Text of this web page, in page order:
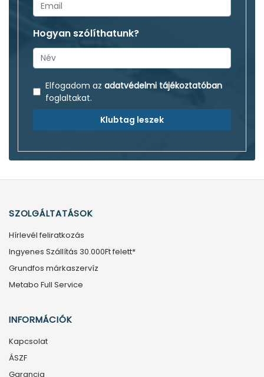
Hogyan szólíthatunk?
Elfogadom az adatvédelmi tájékoztatóban
foglaltakat.
Klubtag leszek
SZOLGÁLTATÁSOK
Hírlevél feliratkozás
Ingyenes Szállítás 30.000Ft felett*
Grundfos márkaszervíz
Metabo Full Service
INFORMÁCIÓK
Kapcsolat
ÁSZF
Garancia